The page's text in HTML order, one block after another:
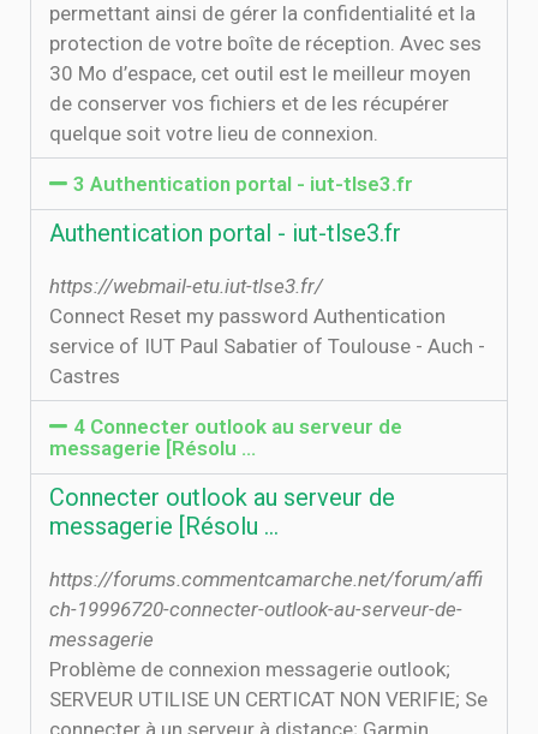
permettant ainsi de gérer la confidentialité et la
protection de votre boîte de réception. Avec ses
30 Mo d’espace, cet outil est le meilleur moyen
de conserver vos fichiers et de les récupérer
quelque soit votre lieu de connexion.
3 Authentication portal - iut-tlse3.fr
Authentication portal - iut-tlse3.fr
https://webmail-etu.iut-tlse3.fr/
Connect Reset my password Authentication
service of IUT Paul Sabatier of Toulouse - Auch -
Castres
4 Connecter outlook au serveur de
messagerie [Résolu ...
Connecter outlook au serveur de
messagerie [Résolu ...
https://forums.commentcamarche.net/forum/affi
ch-19996720-connecter-outlook-au-serveur-de-
messagerie
Problème de connexion messagerie outlook;
SERVEUR UTILISE UN CERTICAT NON VERIFIE; Se
connecter à un serveur à distance; Garmin